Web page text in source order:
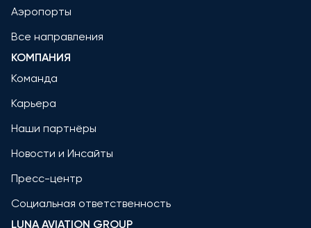
Аэропорты
Все направления
КОМПАНИЯ
Команда
Карьера
Наши партнёры
Новости и Инсайты
Пресс-центр
Социальная ответственность
LUNA AVIATION GROUP